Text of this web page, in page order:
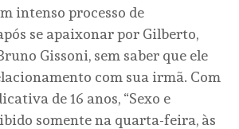
intenso processo de
se apaixonar por Gilberto,
Gissoni, sem saber que ele
com sua irmã. Com
de 16 anos, “Sexo e
somente na quarta-feira, às